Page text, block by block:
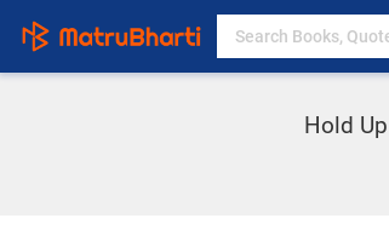
Hold